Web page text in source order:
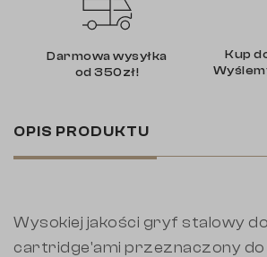
Darmowa wysyłka
od 350zł!
Kup
OPIS PRODUKTU
Wysokiej jakości gryf stalowy
cartridge'ami przeznaczony